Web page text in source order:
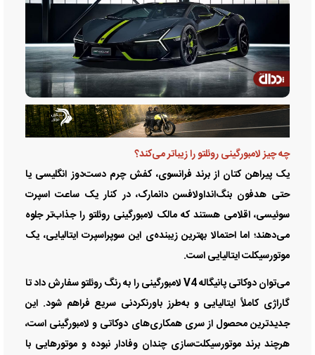
چه چیز لامبورگینی روئلتو را زیباتر می‌کند؟
یک پیراهن کتان از برند فرانسوی، کفش چرم دست‌دوز انگلیسی یا
حتی هدفون بنگ‌انداولافسن دانمارک، در کنار یک ساعت اسپرت
سوئیسی، اقلامی هستند که مالک لامبورگینی روئلتو را جذاب‌تر جلوه
می‌دهند؛ اما احتمالا بهترین زیبنده‌ی این سوپراسپرت ایتالیایی، یک
موتورسیکلت ایتالیایی است.
می‌توان دوکاتی پانیگاله V4 لامبورگینی را به رنگ روئلتو سفارش داد تا
گاراژی کاملاً ایتالیایی و به‌طرز باورنکردنی سریع فراهم شود. این
جدیدترین محصول از سری همکاری‌های دوکاتی و لامبورگینی است،
هرچند برند موتورسیکلت‌سازی چندان وفادار نبوده و موتورهایی با